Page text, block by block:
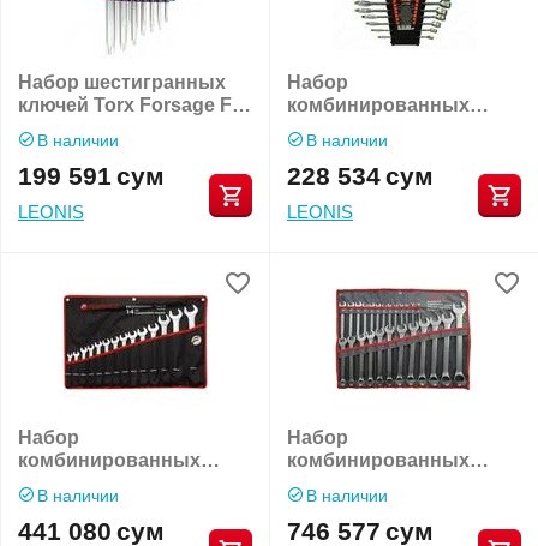
Набор шестигранных
ключей Torx Forsage F-
5151L
В наличии
199 591 сум
LEONIS
Набор
комбинированных
гаечных ключей F-
5121MP
В наличии
228 534сум
LEONIS
Набор
комбинированных
гаечных ключей
Forsage F-5141
В наличии
441 080 сум
Набор
комбинированных
гаечных ключей
ForceKraft FK-5261P36
В наличии
746 577 сум